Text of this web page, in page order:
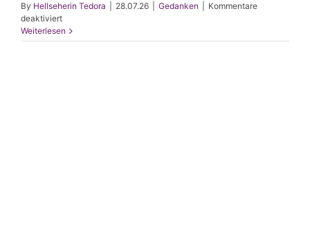
By Hellseherin Tedora 28.07.26 Gedanken
Kommentare
deaktiviertfür
Nicht
ohne
Weiterlesen